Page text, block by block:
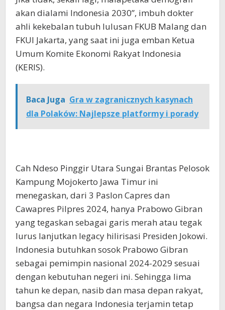
akan dialami Indonesia 2030”, imbuh dokter
ahli kekebalan tubuh lulusan FKUB Malang dan
FKUI Jakarta, yang saat ini juga emban Ketua
Umum Komite Ekonomi Rakyat Indonesia
(KERIS).
Baca Juga Gra w zagranicznych kasynach
dla Polaków: Najlepsze platformy i porady
Cah Ndeso Pinggir Utara Sungai Brantas Pelosok
Kampung Mojokerto Jawa Timur ini
menegaskan, dari 3 Paslon Capres dan
Cawapres Pilpres 2024, hanya Prabowo Gibran
yang tegaskan sebagai garis merah atau tegak
lurus lanjutkan legacy hilirisasi Presiden Jokowi.
Indonesia butuhkan sosok Prabowo Gibran
sebagai pemimpin nasional 2024-2029 sesuai
dengan kebutuhan negeri ini. Sehingga lima
tahun ke depan, nasib dan masa depan rakyat,
bangsa dan negara Indonesia terjamin tetap